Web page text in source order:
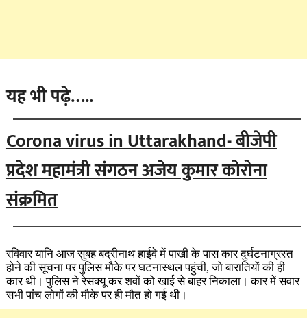
यह भी पढ़े…..
Corona virus in Uttarakhand- बीजेपी
प्रदेश महामंत्री संगठन अजेय कुमार कोरोना
संक्रमित
रविवार यानि आज सुबह बद्रीनाथ हाईवे में पाखी के पास कार दुर्घटनाग्रस्त
होने की सूचना पर पुलिस मौके पर घटनास्थल पहुंची, जो बारातियों की ही
कार थी। पुलिस ने रेसक्यू कर शवों को खाई से बाहर निकाला। कार में सवार
सभी पांच लोगों की मौके पर ही मौत हो गई थी।